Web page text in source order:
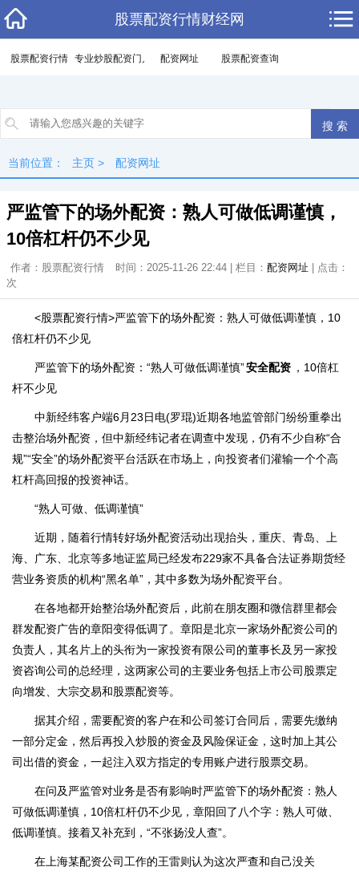
股票配资行情财经网
股票配资行情 专业炒股配资门户 配资网址 股票配资查询
当前位置： 主页 > 配资网址
严监管下的场外配资：熟人可做低调谨慎，
10倍杠杆仍不少见
作者：股票配资行情 时间：2025-11-26 22:44 | 栏目： 配资网址 | 点击：
次
<股票配资行情>严监管下的场外配资：熟人可做低调谨慎，10
倍杠杆仍不少见
严监管下的场外配资：“熟人可做低调谨慎”安全配资 ，10倍杠
杆不少见
中新经纬客户端6月23日电(罗琨)近期各地监管部门纷纷重拳出
击整治场外配资，但中新经纬记者在调查中发现，仍有不少自称“合
规”“安全”的场外配资平台活跃在市场上，向投资者们灌输一个个高
杠杆高回报的投资神话。
“熟人可做、低调谨慎”
近期，随着行情转好场外配资活动出现抬头，重庆、青岛、上
海、广东、北京等多地证监局已经发布229家不具备合法证券期货经
营业务资质的机构“黑名单”，其中多数为场外配资平台。
在各地都开始整治场外配资后，此前在朋友圈和微信群里都会
群发配资广告的章阳变得低调了。章阳是北京一家场外配资公司的
负责人，其名片上的头衔为一家投资有限公司的董事长及另一家投
资咨询公司的总经理，这两家公司的主要业务包括上市公司股票定
向增发、大宗交易和股票配资等。
据其介绍，需要配资的客户在和公司签订合同后，需要先缴纳
一部分定金，然后再投入炒股的资金及风险保证金，这时加上其公
司出借的资金，一起注入双方指定的专用账户进行股票交易。
在问及严监管对业务是否有影响时严监管下的场外配资：熟人
可做低调谨慎，10倍杠杆仍不少见，章阳回了八个字：熟人可做、
低调谨慎。接着又补充到，“不张扬没人查”。
在上海某配资公司工作的王雷则认为这次严查和自己没关